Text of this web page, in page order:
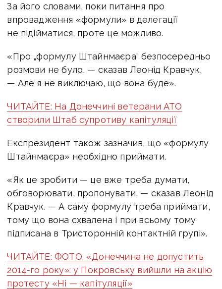
За його словами, поки питання про
впровадження «формули» в делегації
не підійматися, проте це можливо.
«Про „формулу Штайнмаєра“ безпосередньо
розмови не було, — сказав Леонід Кравчук.
— Але я не виключаю, що вона буде».
ЧИТАЙТЕ: На Донеччині ветерани АТО
створили Штаб супротиву капітуляції
Експрезидент також зазначив, що «формулу
Штайнмаєра» необхідно приймати.
«Як це зробити — це вже треба думати,
обговорювати, пропонувати, — сказав Леонід
Кравчук. — А саму формулу треба приймати,
тому що вона схвалена і при всьому тому
підписана в Тристоронній контактній групі».
ЧИТАЙТЕ: ФОТО. «Донеччина не допустить
2014-го року»: у Покровську вийшли на акцію
протесту «Ні — капітуляції»